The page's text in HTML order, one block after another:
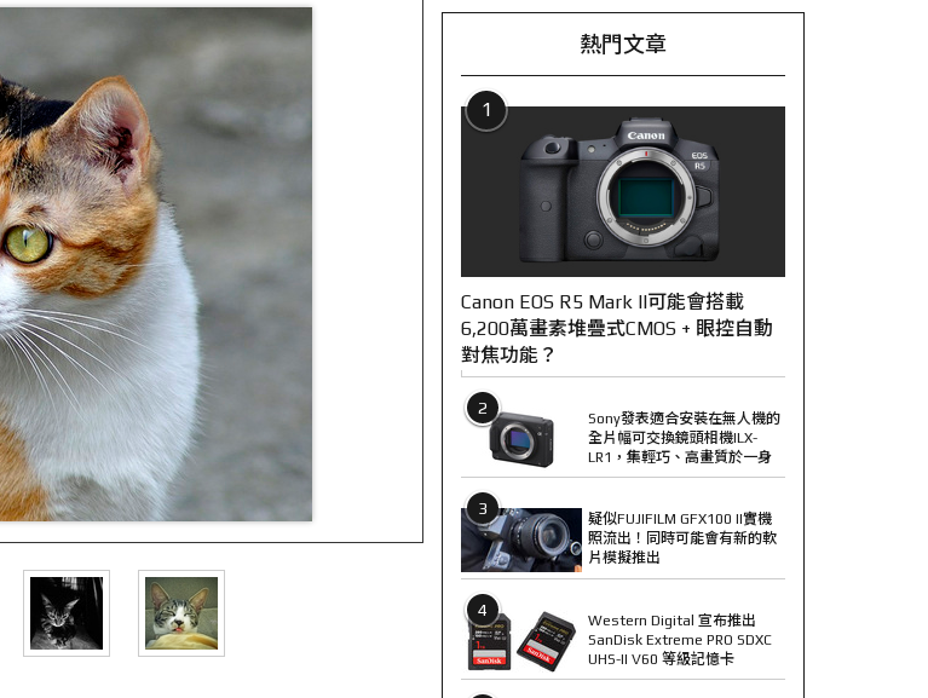
熱門文章
1
Canon EOS R5 Mark II可能會搭載
6,200萬畫素堆疊式CMOS + 眼控自動
對焦功能？
2
Sony發表適合安裝在無人機的
全片幅可交換鏡頭相機ILX-
LR1，集輕巧、高畫質於一身
3
疑似FUJIFILM GFX100 II實機
照流出！同時可能會有新的軟
片模擬推出
4
Western Digital 宣布推出
SanDisk Extreme PRO SDXC
UHS-II V60 等級記憶卡